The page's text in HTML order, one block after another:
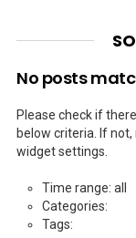
No posts
Please check if
below criteria. If
widget settings.
Time range: all
Categories:
Tags: